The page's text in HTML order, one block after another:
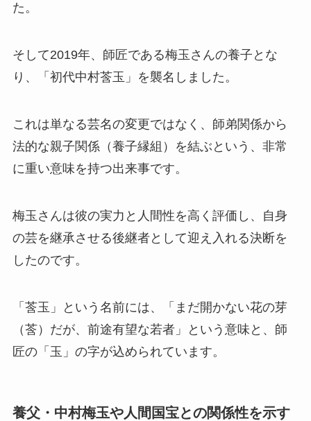
た。
そして2019年、師匠である梅玉さんの養子とな
り、「初代中村莟玉」を襲名しました。
これは単なる芸名の変更ではなく、師弟関係から
法的な親子関係（養子縁組）を結ぶという、非常
に重い意味を持つ出来事です。
梅玉さんは彼の実力と人間性を高く評価し、自身
の芸を継承させる後継者として迎え入れる決断を
したのです。
「莟玉」という名前には、「まだ開かない花の芽
（莟）だが、前途有望な若者」という意味と、師
匠の「玉」の字が込められています。
養父・中村梅玉や人間国宝との関係性を示す